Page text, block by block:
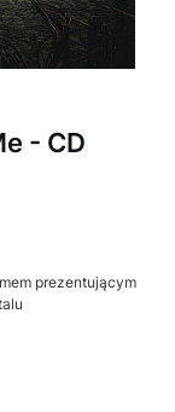
- CD
prezentującym